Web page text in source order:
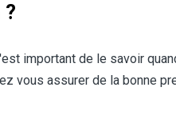
important de le savoir
vous assurer de la bonne